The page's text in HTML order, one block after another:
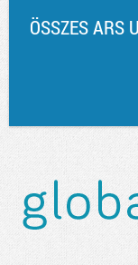
ÖSSZES ARS